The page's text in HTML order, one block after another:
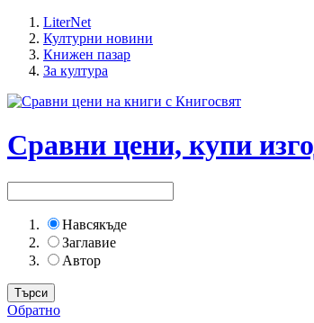
LiterNet
Културни новини
Книжен пазар
За култура
Сравни цени, купи
Навсякъде
Заглавие
Автор
Обратно